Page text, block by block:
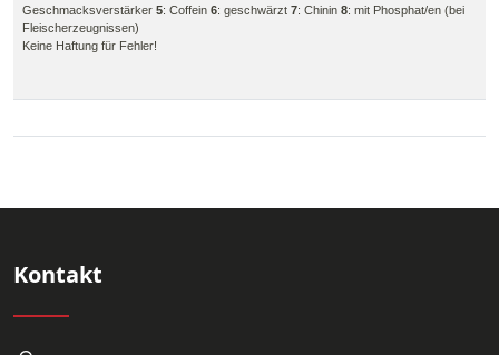
Geschmacksverstärker 5: Coffein 6: geschwärzt 7: Chinin 8: mit Phosphat/en (bei
Fleischerzeugnissen)
Keine Haftung für Fehler!
Kontakt